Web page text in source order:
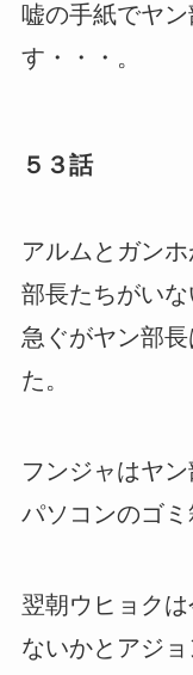
嘘の手紙でヤ
す・・・。
５３話
アルムとガン
部長たちがい
急ぐがヤン部
た。
フンジャはヤ
パソコンのゴミ
翌朝ウヒョク
ないかとアジ